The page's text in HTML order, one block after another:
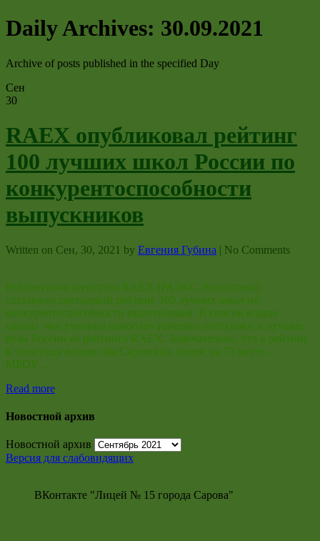
Daily Archives: 30.09.2021
Archive of posts published in the specified Day
Сен
30
RAEX опубликовал рейтинг
100 лучших школ России по
конкурентоспособности
выпускников
Written on Сен, 30, 2021 by Евгения Губина | No Comments
Рейтинговое агентство RAEX (РАЭКС-Аналитика)
составило ежегодный рейтинг 100 лучших школ по
конкурентоспособности выпускников. В список вошли
школы, чьи ученики наиболее успешно поступают в лучшие
вузы России из рейтинга RAEX. Замечательно, что в рейтинг
в этом году вошли оба Саровских лицея: на 75 месте –
МБОУ…
Read more
Новостной архив
Новостной архив
Версия для слабовидящих
ВКонтакте "Лицей № 15 города Сарова"